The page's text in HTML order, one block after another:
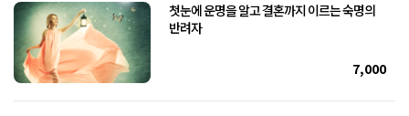
첫눈에 운명을 알고 결혼까지 이르는 숙명의
반려자
7,000